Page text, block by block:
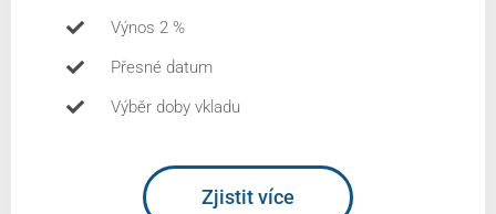
Výnos 2 %
Přesné datum
Výběr doby vkladu
Zjistit více